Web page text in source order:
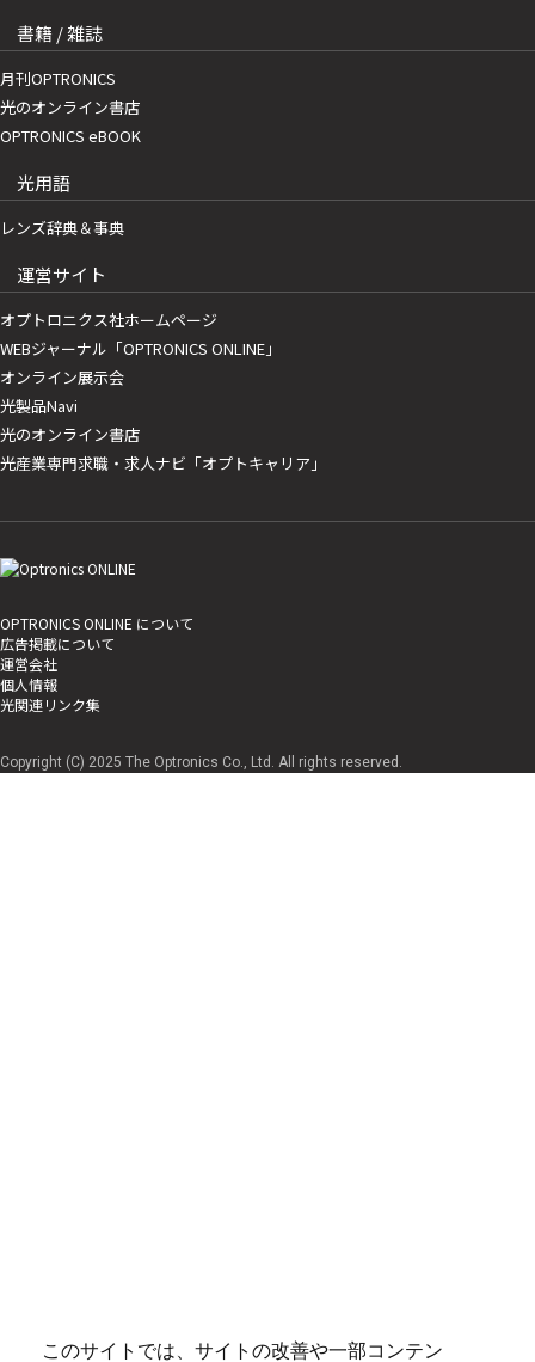
このサイトでは、サイトの改善や一部コンテン
書籍 / 雑誌
月刊OPTRONICS
光のオンライン書店
OPTRONICS eBOOK
光用語
レンズ辞典＆事典
運営サイト
オプトロニクス社ホームページ
WEBジャーナル「OPTRONICS ONLINE」
オンライン展示会
光製品Navi
光のオンライン書店
光産業専門求職・求人ナビ「オプトキャリア」
OPTRONICS ONLINE について
広告掲載について
運営会社
個人情報
光関連リンク集
Copyright (C) 2025 The Optronics Co., Ltd. All rights reserved.